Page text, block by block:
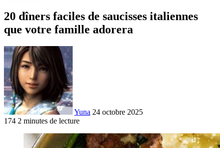
20 dîners faciles de saucisses italiennes
que votre famille adorera
Yuna 24 octobre 2025
174 2 minutes de lecture